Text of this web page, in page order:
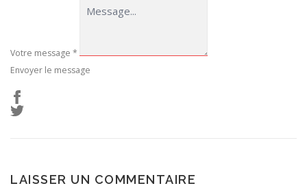
Votre message *
Envoyer le message
LAISSER UN COMMENTAIRE